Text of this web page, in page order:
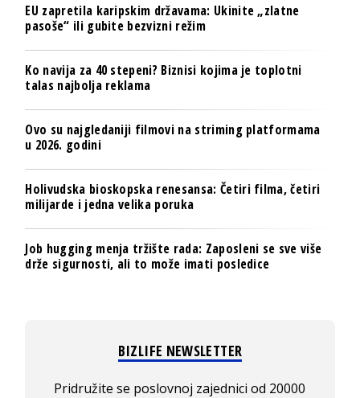
EU zapretila karipskim državama: Ukinite „zlatne
pasoše“ ili gubite bezvizni režim
Ko navija za 40 stepeni? Biznisi kojima je toplotni
talas najbolja reklama
Ovo su najgledaniji filmovi na striming platformama
u 2026. godini
Holivudska bioskopska renesansa: Četiri filma, četiri
milijarde i jedna velika poruka
Job hugging menja tržište rada: Zaposleni se sve više
drže sigurnosti, ali to može imati posledice
BIZLIFE NEWSLETTER
Pridružite se poslovnoj zajednici od 20000